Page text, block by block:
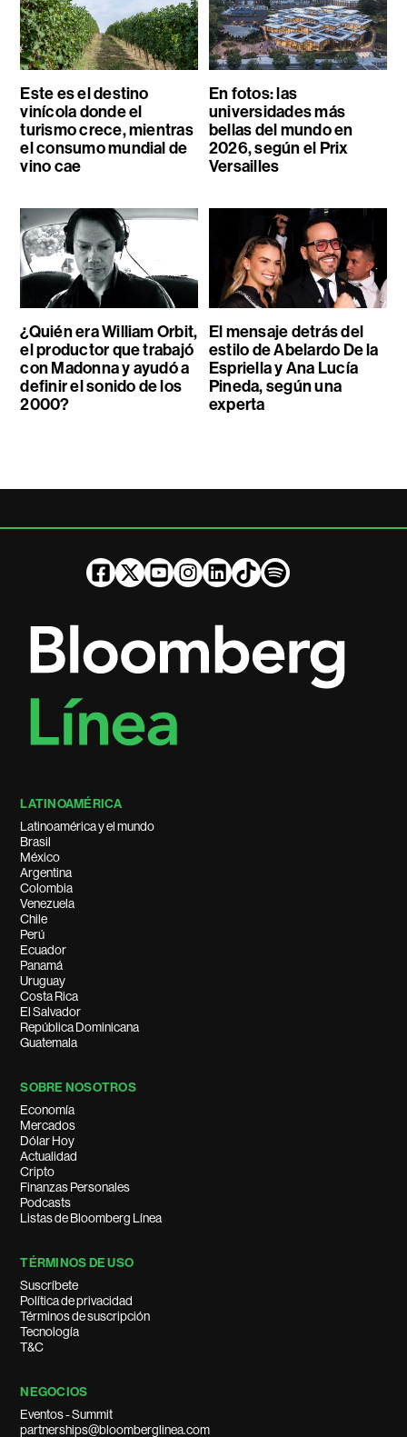
Este es el destino
vinícola donde el
turismo crece, mientras
el consumo mundial de
vino cae
En fotos: las
universidades más
bellas del mundo en
2026, según el Prix
Versailles
¿Quién era William Orbit,
el productor que trabajó
con Madonna y ayudó a
definir el sonido de los
2000?
El mensaje detrás del
estilo de Abelardo De la
Espriella y Ana Lucía
Pineda, según una
experta
LATINOAMÉRICA
Latinoamérica y el mundo
Brasil
México
Argentina
Colombia
Venezuela
Chile
Perú
Ecuador
Panamá
Uruguay
Costa Rica
El Salvador
República Dominicana
Guatemala
SOBRE NOSOTROS
Economía
Mercados
Dólar Hoy
Actualidad
Cripto
Finanzas Personales
Podcasts
Listas de Bloomberg Línea
TÉRMINOS DE USO
Suscríbete
Política de privacidad
Términos de suscripción
Tecnología
T&C
NEGOCIOS
Eventos - Summit
partnerships@bloomberglinea.com